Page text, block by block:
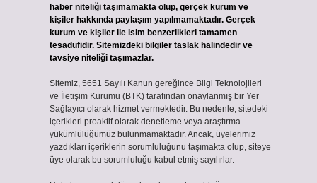
haber niteliği taşımamakta olup, gerçek kurum ve
kişiler hakkında paylaşım yapılmamaktadır. Gerçek
kurum ve kişiler ile isim benzerlikleri tamamen
tesadüfidir. Sitemizdeki bilgiler taslak halindedir ve
tavsiye niteliği taşımazlar.
Sitemiz, 5651 Sayılı Kanun gereğince Bilgi Teknolojileri
ve İletişim Kurumu (BTK) tarafından onaylanmış bir Yer
Sağlayıcı olarak hizmet vermektedir. Bu nedenle, sitedeki
içerikleri proaktif olarak denetleme veya araştırma
yükümlülüğümüz bulunmamaktadır. Ancak, üyelerimiz
yazdıkları içeriklerin sorumluluğunu taşımakta olup, siteye
üye olarak bu sorumluluğu kabul etmiş sayılırlar.